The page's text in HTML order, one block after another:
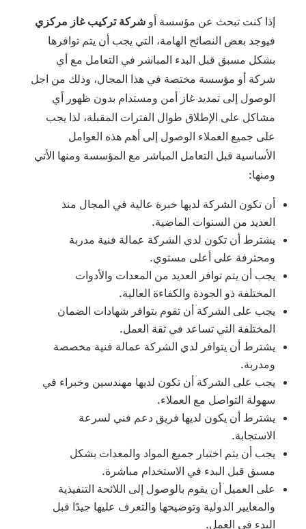
إذا كنت تبحث عن مؤسسة أو شركة تركيب غاز مركزي
فيوجد بعض النصائح الهامة، التي يجب أن يتم توافرها
بشكل مسبق قبل البدء المباشر في التعامل مع أي
شركة أو مؤسسة مختصة في هذا المجال، وذلك من اجل
الوصول إلى تمديد غاز أمن ومستدام بدون ظهور أي
مشاكل على الإطلاق طوال الفترات المقبلة، لذا يجب
على جميع العملاء الوصول إلى أهم هذه العوامل
الأساسية قبل التعامل المباشر مع المؤسسة ومنها الأتي
ومنها:
أن تكون الشركة لديها خبرة عالية في المجال منذ
العديد من السنوات الماضية.
يشترط أن تكون لدي الشركة عمالة فنية مدربة
ومحترفة على أعلى مستوي.
يجب أن يتم توافر العديد من المعدات والأدوات
المختلفة ذو الجودة والكفاءة العالية.
يجب على الشركة أن تقوم بتوافر شهادات الضمان
المختلفة التي تساعد في ثقة العمل.
يشترط أن يتوافر لدي الشركة عمالة فنية مخصصة
ومدربة.
يجب على الشركة أن تكون لديها مهندسين وخبراء في
سهولة التواصل مع العملاء.
يشترط أن يكون لديها فريق دعم فني لسرعة
الاستجابة.
يجب أن يتم اختبار جميع المواد والمعدات بشكل
مسبق قبل البدء في الاستخدام مباشرة.
على العميل أن يقوم بالوصول إلى اللائحة التنفيذية
والمعايير الدولية وتوضيحها والتعرف عليها جيدًا قبل
البدء في العمل.